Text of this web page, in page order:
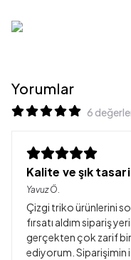
Yorumlar
6
Kalite ve şık
YavuzÖ.
Çizgi triko ürünlerini
fırsatı aldım sipariş
gerçekten çok zarif
ediyorum. Siparişimin